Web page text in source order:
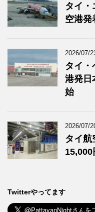
タイ・
空港発
2026/07/
タイ・
港発日
始
2026/07/
タイ航
15,000
Twitterやってます